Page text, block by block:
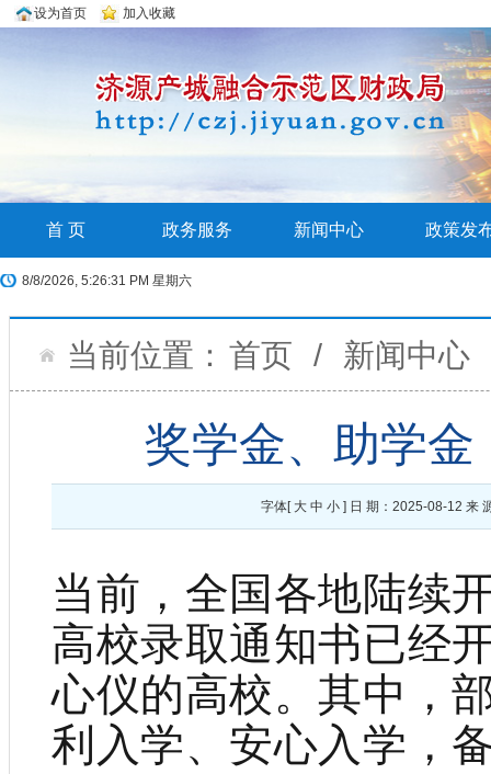
设为首页 加入收藏
首 页 政务服务 新闻中心 政策发
8/8/2026, 5:26:32 PM 星期六
当前位置： 首页 / 新闻中心
奖学金、助学
字体[ 大 中 小] 日 期：2025-08-12 来
当前，全国各地陆续
高校录取通知书已经
心仪的高校。其中，
利入学、安心入学，